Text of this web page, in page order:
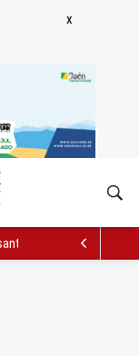
Coronada de